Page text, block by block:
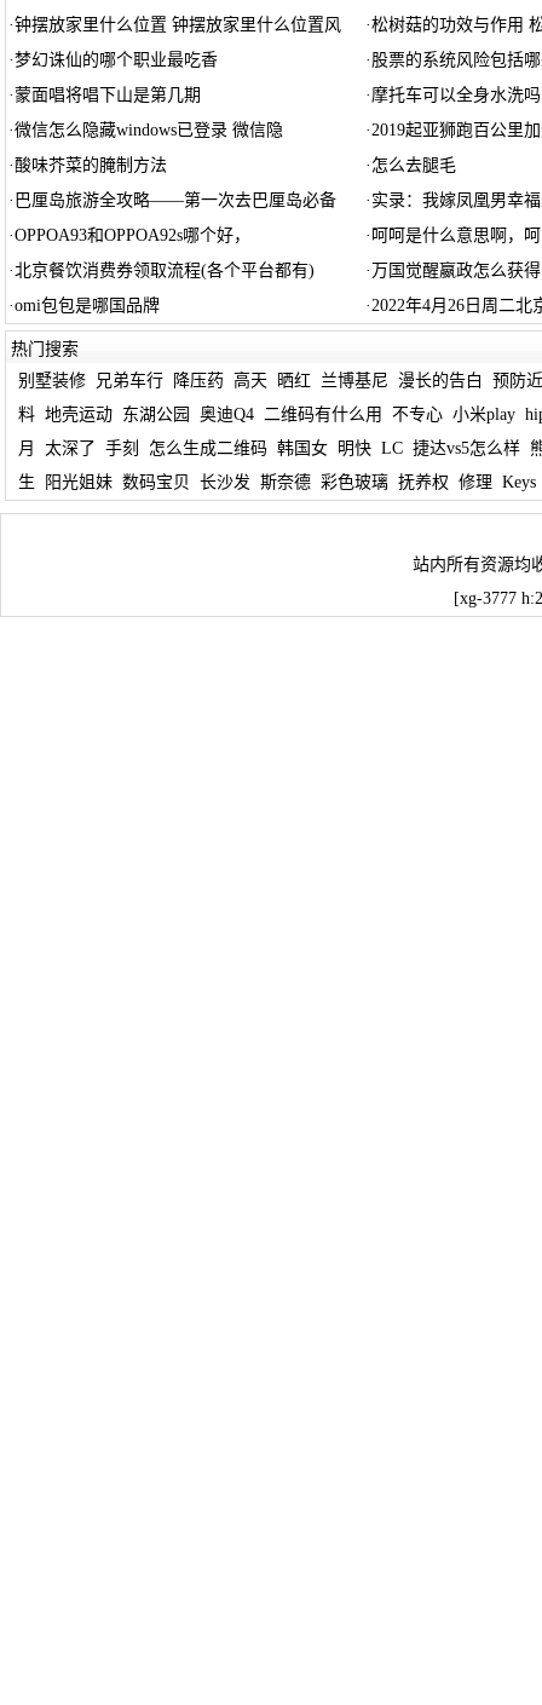
·钟摆放家里什么位置 钟摆放家里什么位置风 ·松树菇的功效与作用
·梦幻诛仙的哪个职业最吃香 · 股票的系统风险包括
· 蒙面唱将唱下山是第几期 · 摩托车可以全身水洗
·微信怎么隐藏windows已登录 微信隐 ·2019起亚狮跑百公里
·酸味芥菜的腌制方法 · 怎么去腿毛
· 巴厘岛旅游全攻略——第一次去巴厘岛必备 · 实录：我嫁凤凰男幸
·OPPOA93和OPPOA92s哪个好， · 呵呵是什么意思啊，
·北京餐饮消费券领取流程(各个平台都有) · 万国觉醒嬴政怎么获
·omi包包是哪国品牌 ·2022年4月26日周二北
热门搜索
别墅装修
兄弟车行 降压药 高天 晒红 兰博基尼 漫长的告白
预防
料 地壳运动 东湖公园 奥迪Q4 二维码有什么用 不专心 小米play
月
太深了 手刻 怎么生成二维码 韩国女 明快 LC 捷达vs5怎么样
生
阳光姐妹 数码宝贝 长沙发 斯奈德 彩色玻璃 抚养权 修理 Keys
站内所有资源均
[xg-3777